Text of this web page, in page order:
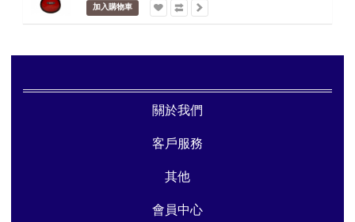
加入購物車
關於我們
客戶服務
其他
會員中心